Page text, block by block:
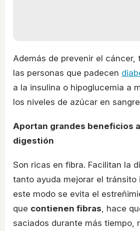
Además de prevenir el cáncer,
las personas que padecen
a la insulina o hipoglucemia a
los niveles de azúcar en
Aportan grandes beneficios
digestión
Son ricas en fibra. Facilitan la
tanto ayuda mejorar el tránsito
este modo se evita el
que contienen fibras , hace
saciados durante más tiempo,